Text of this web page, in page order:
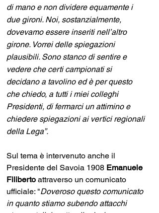
di mano e non dividere equamente i
due gironi. Noi, sostanzialmente,
dovevamo essere inseriti nell’altro
girone. Vorrei delle spiegazioni
plausibili. Sono stanco di sentire e
vedere che certi campionati si
decidano a tavolino ed è per questo
che chiedo, a tutti i miei colleghi
Presidenti, di fermarci un attimino e
chiedere spiegazioni ai vertici regionali
della Lega”.
Sul tema è intervenuto anche il
Presidente del Savoia 1908 Emanuele
Filiberto attraverso un comunicato
ufficiale: "Doveroso questo comunicato
in quanto stiamo subendo attacchi